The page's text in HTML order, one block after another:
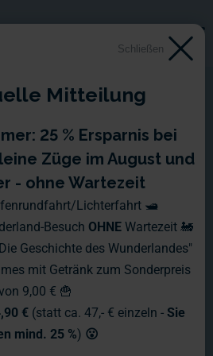
Schließen
Mitteilung
25 % Ersparnis bei
Züge im August und
- ohne Wartezeit
Lichterfahrt 🛥️
Besuch OHNE Wartezeit 🚂
Geschichte des Wunderlandes"
mit Getränk zum Sonderpreis
9,00 € 🍟
€ (statt ca. 47,- € einzeln - Sie
mind. 25 %) 😮